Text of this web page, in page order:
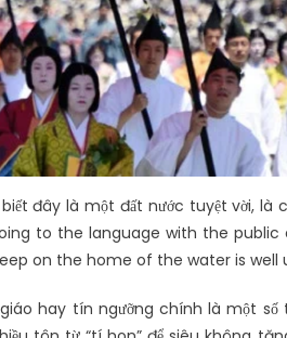
đây là một đất nước tuyệt vời,
to the language with the
on the home of the water is well
hay tín ngưỡng chính là một